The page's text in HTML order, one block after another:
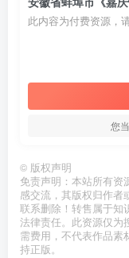
此内容为付费资源，
您
© 版权声明
免责声明：本站所有资
感交流，其版权归作者
联系删除！转售属于知
法律责任。此资源仅为
需费用，不代表作品素
持正版。